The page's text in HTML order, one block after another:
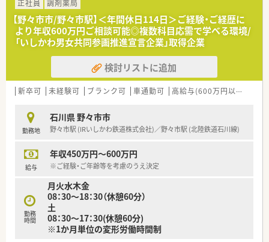
通して幅広い経験を積める店舗です。
【法人特徴について】
■ピラミッド型の組織体系ではなく平たい組織体制のため、風通
しが良く意見の通りやすい社風です。
■女性が働きやすい環境を重視しており、産休や育休の取得率が
高く職場復帰しやすい環境が整っています。
■グループ内に様々な職種の方が在籍しており、多職種連携や
Web研修を通して幅広い知識を学べます。
【求人情報について】
■年収480万円から600万円の範囲で、ご経験やご年齢などをし
っかりと考慮のうえで決定いたします。
も含まれるため無理なく働ける環境です。
■入社初日から有給休暇が使用可能となっており、急なご家庭の
【こんな方が活躍中】
■平均年齢は30代前半と比較的若く、お互いに助け合いながら
活気のある雰囲気の中で業務に励んでいます。
■子育て中のママさん薬剤師が多く在籍しており、急なお休みに
正社員
調剤薬局
【野々市市/野々市駅】＜年間休日114日＞ご経験・ご経歴に
より年収600万円ご相談可能◎複数科目応需で学べる環境/
「いしかわ男女共同参画推進宣言企業」取得企業
検討リストに追加
新卒可 未経験可 ブランク可 車通勤可 高給与(600万円以上)
勤務地
石川県 野々市市
野々市駅 (IRいしかわ鉄道株式会社)／野々市駅 (北陸鉄道石川線)
給与
年収450万円～600万円
※ご経験・ご年齢等を考慮のうえ決定
勤務
時間
月火水木金
08：30～18：30（休憩60分）
土
08：30～17：30(休憩60分)
※1か月単位の変形労働時間制